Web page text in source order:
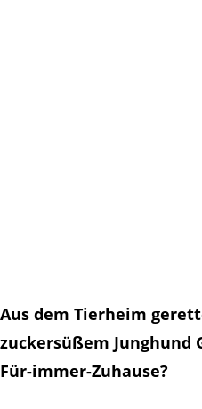
Aus dem Tierheim
zuckersüßem Junghund
Für-immer-Zuhause?